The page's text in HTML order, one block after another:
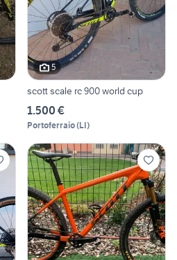
5
scott scale rc 900 world cup
1.500 €
Portoferraio(LI)